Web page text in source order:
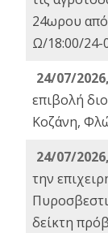
24ωρου
Ω/18:00/24-
24/07/
επιβολή
Κοζάνη,
24/07/
την
δείκτη